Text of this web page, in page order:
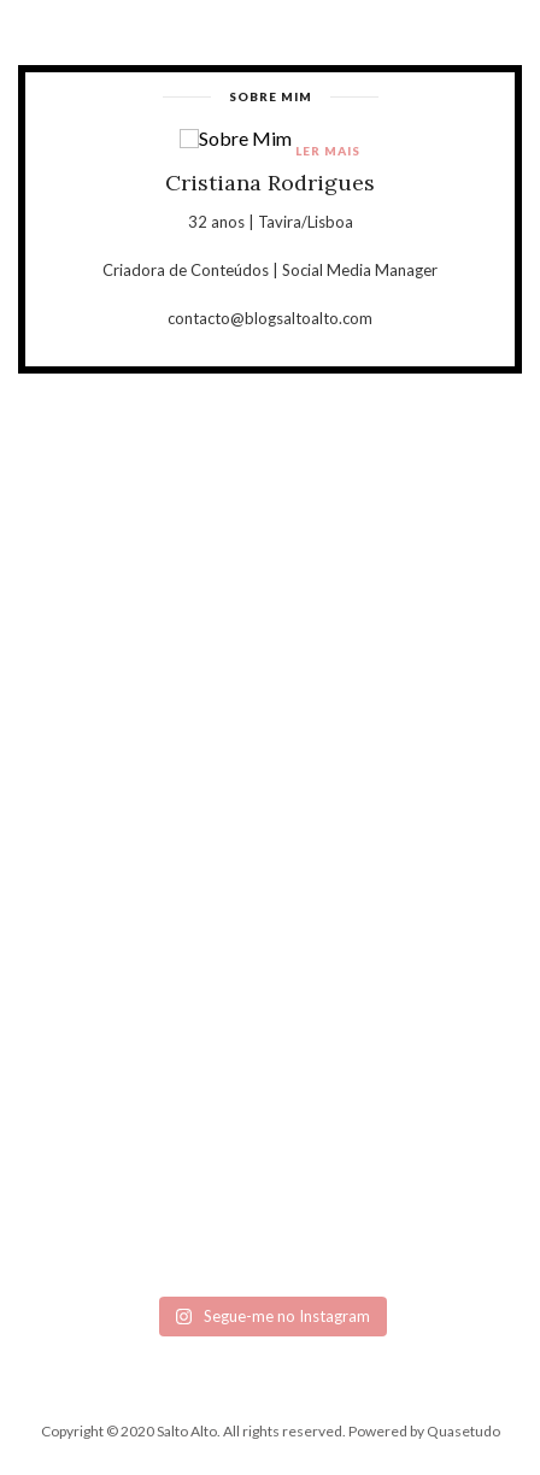
SOBRE MIM
Cristiana Rodrigues
32 anos | Tavira/Lisboa
Criadora de Conteúdos | Social Media Manager
contacto@blogsaltoalto.com
LER MAIS
Segue-me no Instagram
Copyright © 2020 Salto Alto. All rights reserved. Powered by Quasetudo